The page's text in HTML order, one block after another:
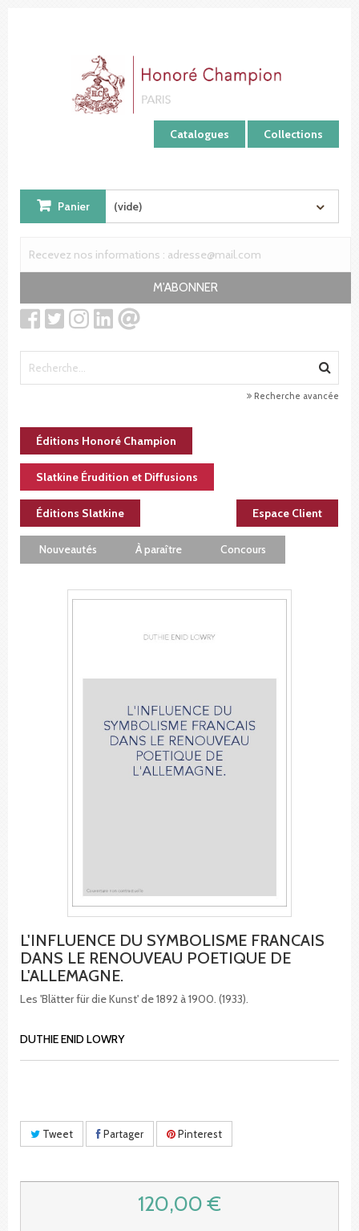
Catalogues Collections
Panier (vide)
M'ABONNER
Recherche avancée
Éditions Honoré Champion
Slatkine Érudition et Diffusions
Éditions Slatkine Espace Client
Nouveautés À paraître Concours
L'INFLUENCE DU SYMBOLISME FRANCAIS
DANS LE RENOUVEAU POETIQUE DE
L'ALLEMAGNE.
Les 'Blätter für die Kunst' de 1892 à 1900. (1933).
DUTHIE ENID LOWRY
Tweet Partager Pinterest
120,00 €